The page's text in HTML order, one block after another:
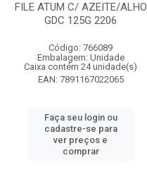
FILE ATUM C/ AZEITE/ALHO
GDC 125G 2206
Código: 766089
Embalagem: Unidade
Caixa contém 24 unidade(s)
EAN: 7891167022065
Faça seu login ou
cadastre-se para
ver preços e
comprar